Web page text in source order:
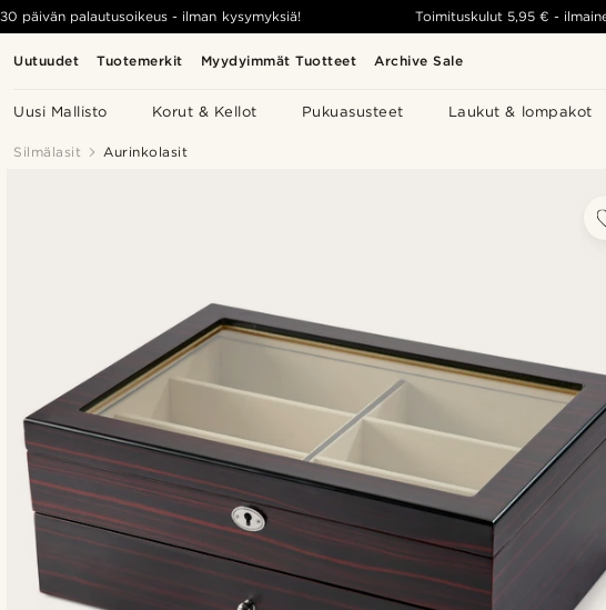
Uutuudet Tuotemerkit Myydyimmät Tuotteet Archive Sale
Uusi Mallisto Korut & Kellot Pukuasusteet Laukut & lompakot
30 päivän palautusoikeus - ilman kysymyksiä! Toimituskulut 5,95 € -
Silmälasit Aurinkolasit